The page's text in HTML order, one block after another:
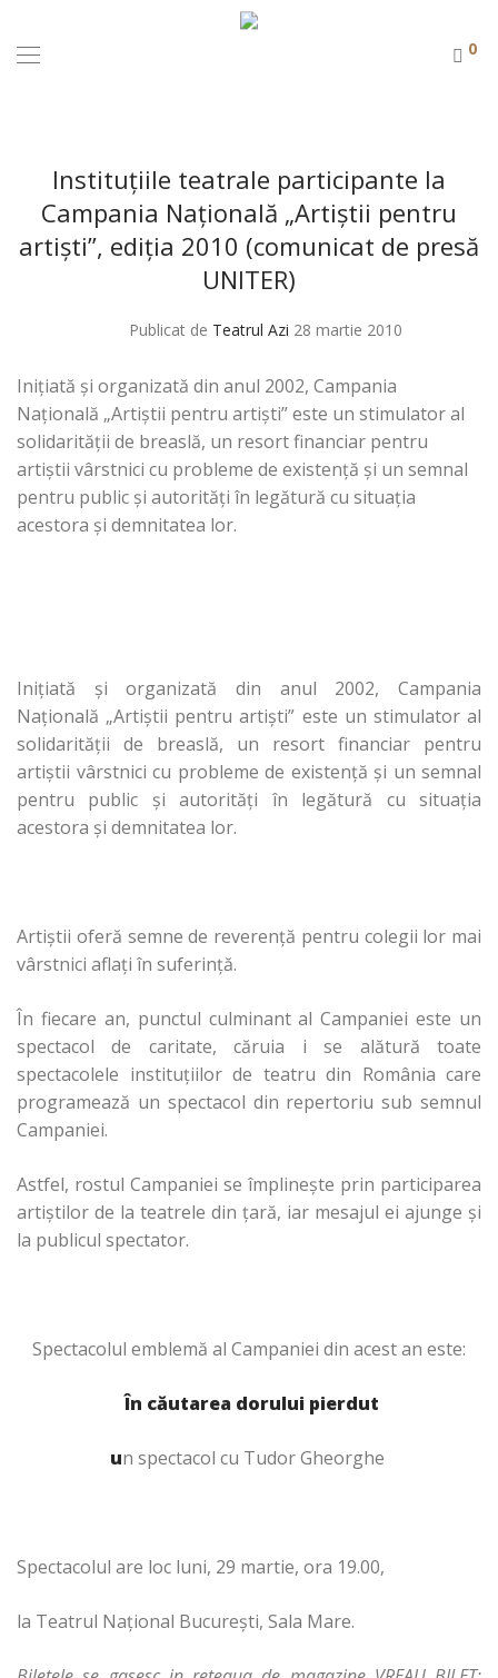
0
Instituțiile teatrale participante la
Campania Națională „Artiștii pentru
artiști”, ediția 2010 (comunicat de presă
UNITER)
Publicat de Teatrul Azi 28 martie 2010
Iniţiată şi organizată din anul 2002, Campania
Naţională „Artiştii pentru artişti” este un stimulator al
solidarităţii de breaslă, un resort financiar pentru
artiştii vârstnici cu probleme de existenţă şi un semnal
pentru public şi autorităţi în legătură cu situaţia
acestora şi demnitatea lor.
Iniţiată şi organizată din anul 2002, Campania
Naţională „Artiştii pentru artişti” este un stimulator al
solidarităţii de breaslă, un resort financiar pentru
artiştii vârstnici cu probleme de existenţă şi un semnal
pentru public şi autorităţi în legătură cu situaţia
acestora şi demnitatea lor.
Artiştii oferă semne de reverenţă pentru colegii lor mai
vârstnici aflaţi în suferinţă.
În fiecare an, punctul culminant al Campaniei este un
spectacol de caritate, căruia i se alătură toate
spectacolele instituţiilor de teatru din România care
programează un spectacol din repertoriu sub semnul
Campaniei.
Astfel, rostul Campaniei se împlineşte prin participarea
artiştilor de la teatrele din ţară, iar mesajul ei ajunge şi
la publicul spectator.
Spectacolul emblemă al Campaniei din acest an este:
În căutarea dorului pierdut
un spectacol cu Tudor Gheorghe
Spectacolul are loc luni, 29 martie, ora 19.00,
la Teatrul Naţional Bucureşti, Sala Mare.